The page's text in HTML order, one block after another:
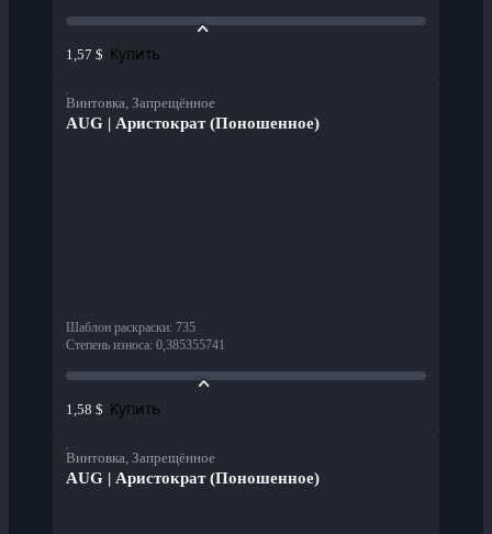
1,57 $ Купить
Винтовка, Запрещённое
AUG | Аристократ (Поношенное)
Шаблон раскраски: 735
Степень износа: 0,385355741
1,58 $ Купить
Винтовка, Запрещённое
AUG | Аристократ (Поношенное)